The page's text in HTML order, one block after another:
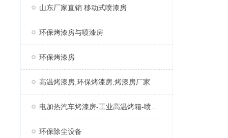
山东厂家直销 移动式喷漆房
环保烤漆房与喷漆房
环保烤漆房
高温烤漆房,环保烤漆房,烤漆房厂家
环保除尘设备